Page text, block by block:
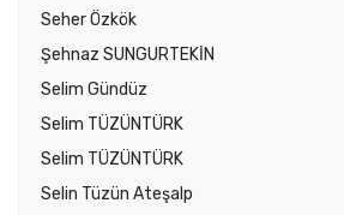
Seher Özkök
Şehnaz SUNGURTEKİN
Selim Gündüz
Selim TÜZÜNTÜRK
Selim TÜZÜNTÜRK
Selin Tüzün Ateşalp